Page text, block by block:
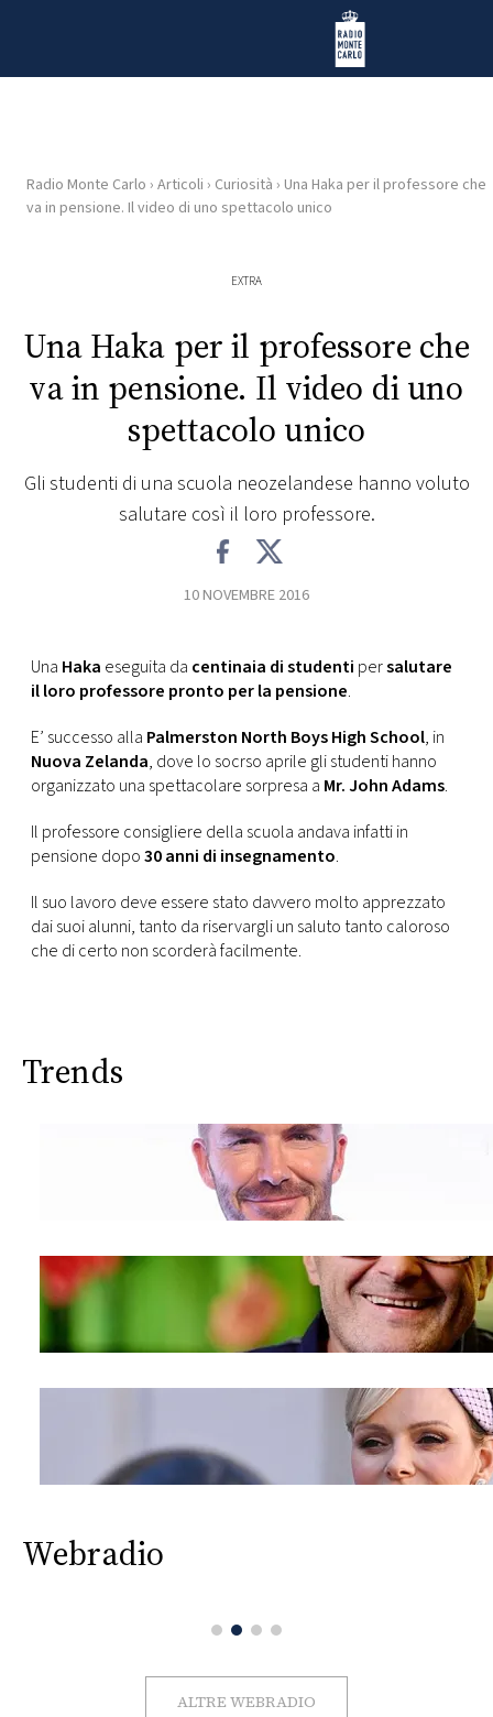
Radio Monte Carlo
HOME
RADIO
PLAYLIST
NEWS
EVENTI
VIDEO
TV
PRINCIPATO
MONACO
Radio Monte Carlo › Articoli › Curiosità › Una Haka per il professore che
va in pensione. Il video di uno spettacolo unico
EXTRA
Una Haka per il professore che
va in pensione. Il video di uno
spettacolo unico
Gli studenti di una scuola neozelandese hanno voluto
salutare così il loro professore.
10 NOVEMBRE 2016
Una Haka eseguita da centinaia di studenti persalutare
il loro professore pronto per la pensione.
E’ successo alla Palmerston North Boys High School, in
Nuova Zelanda, dove lo socrso aprile gli studenti hanno
organizzato una spettacolare sorpresa a Mr. John Adams.
Il professore consigliere della scuola andava infatti in
pensione dopo30 anni di insegnamento.
Il suo lavoro deve essere stato davvero molto apprezzato
dai suoi alunni, tanto da riservargli un saluto tanto caloroso
che di certo non scorderà facilmente.
Trends
Webradio
ALTRE WEBRADIO